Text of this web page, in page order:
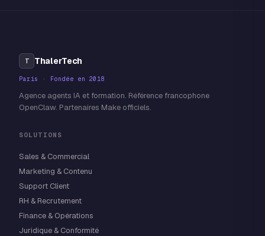
T ThalerTech
Paris · Fondée en 2018
Agence agents IA et formation. Référence francophone
OpenClaw. Partenaires Make officiels.
SOLUTIONS
Sales & Commercial
Marketing & Contenu
Support Client
RH & Recrutement
Finance & Opérations
Juridique & Conformité